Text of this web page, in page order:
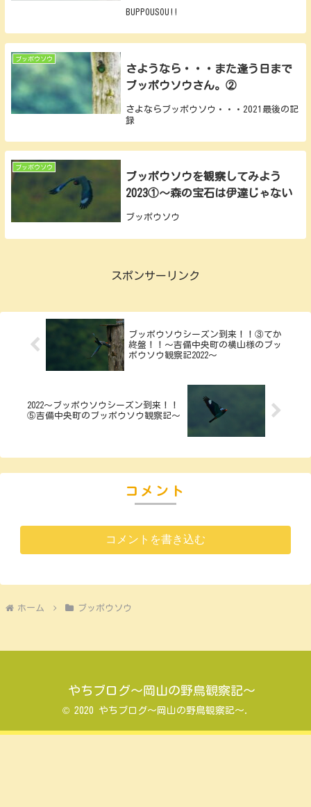
BUPPOUSOU!!
ブッポウソウ
さようなら・・・また逢う日まで
ブッポウソウさん。②
さよならブッポウソウ・・・2021最後の記
録
ブッポウソウ
ブッポウソウを観察してみよう
2023①～森の宝石は伊達じゃない
ブッポウソウ
スポンサーリンク
ブッポウソウシーズン到来！！③てか
終盤！！～吉備中央町の横山様のブッ
ポウソウ観察記2022～
2022～ブッポウソウシーズン到来！！
⑤吉備中央町のブッポウソウ観察記～
コメント
コメントを書き込む
ホーム ブッポウソウ
やちブログ～岡山の野鳥観察記～
© 2020 やちブログ～岡山の野鳥観察記～.